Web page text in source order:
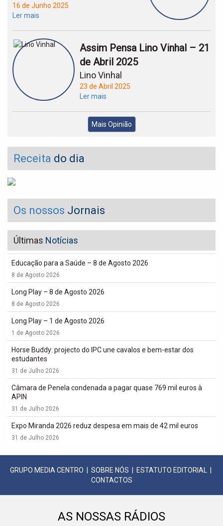
16 de Junho 2025
Ler mais
Assim Pensa Lino Vinhal – 21
de Abril 2025
Lino Vinhal
23 de Abril 2025
Ler mais
Mais Opinião
Receita do dia
Os nossos Jornais
Últimas Notícias
Educação para a Saúde – 8 de Agosto 2026
8 de Agosto 2026
Long Play – 8 de Agosto 2026
8 de Agosto 2026
Long Play – 1 de Agosto 2026
1 de Agosto 2026
Horse Buddy: projecto do IPC une cavalos e bem-estar dos
estudantes
31 de Julho 2026
Câmara de Penela condenada a pagar quase 769 mil euros à
APIN
31 de Julho 2026
Expo Miranda 2026 reduz despesa em mais de 42 mil euros
31 de Julho 2026
GRUPO MEDIA CENTRO SOBRE NÓS ESTATUTO EDITORIAL
CONTACTOS
AS NOSSAS RÁDIOS